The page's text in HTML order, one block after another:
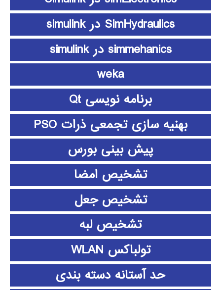
SimHydraulics در simulink
simmehanics در simulink
weka
برنامه نویسی Qt
بهنیه سازی تجمعی ذرات PSO
پیش بینی بورس
تشخیص امضا
تشخیص جعل
تشخیص لبه
تولباکس WLAN
حد آستانه دسته بندی